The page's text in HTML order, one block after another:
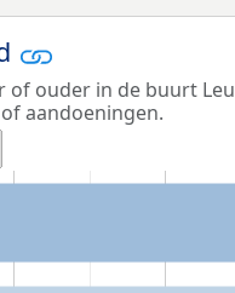
of ouder in de buurt
aandoeningen.